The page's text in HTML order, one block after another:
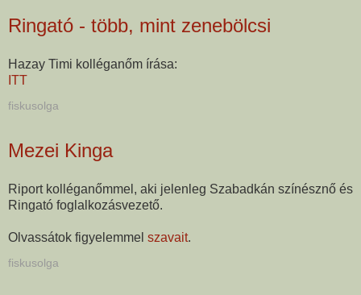
Ringató - több, mint zenebölcsi
Hazay Timi kolléganőm írása:
ITT
fiskusolga
Mezei Kinga
Riport kolléganőmmel, aki jelenleg Szabadkán színésznő és
Ringató foglalkozásvezető.
Olvassátok figyelemmel szavait.
fiskusolga